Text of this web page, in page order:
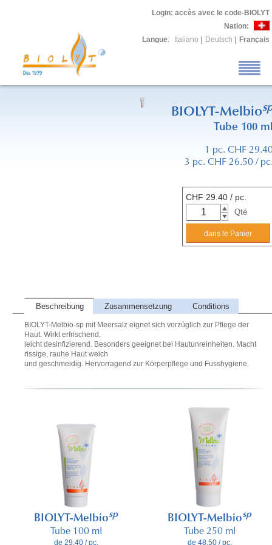
Login: accès avec le code-BIOLYT
Nation:
Langue: Italiano Deutsch Français
BIOLYT-Melbio
Tube 100
1 pc. CHF
3 pc. CHF 26.50 /
CHF 29.40 / pc.
Qté
Beschreibung Zusammensetzung Conditions
BIOLYT-Melbio-sp mit Meersalz eignet sich vorzüglich zur Pflege der
Haut. Wirkt erfrischend,
leicht desinfizierend. Besonders geeignet bei Hautunreinheiten. Macht
rissige, rauhe Haut weich
und geschmeidig. Hervorragend zur Körperpflege und Fusshygiene.
BIOLYT-Melbiosp
Tube 100 ml
de 29.40 / pc.
BIOLYT-Melbiosp
Tube 250 ml
de 48.50 / pc.